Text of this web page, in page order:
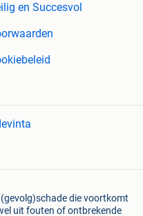
en Succesvol
die voortkomt
uit fouten of ontbrekende